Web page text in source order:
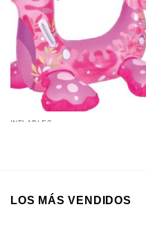
Añadir a
favoritos
INFLABLES
LOS MÁS VENDIDOS